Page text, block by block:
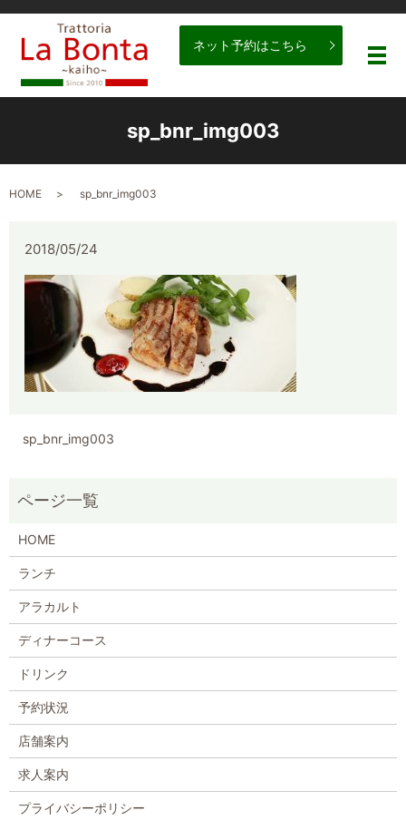
ネット予約はこちら
メ
sp_bnr_img003
HOME sp_bnr_img003
2018/05/24
sp_bnr_img003
HOME
ランチ
アラカルト
ディナーコース
ドリンク
予約状況
店舗案内
求人案内
プライバシーポリシー